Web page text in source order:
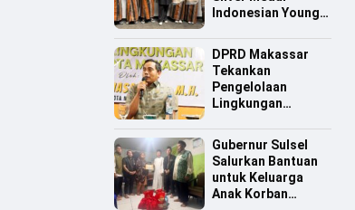
Indonesian Young
DPRD Makassar
Tekankan
Pengelolaan
Lingkungan
Sampah jadi
Perhatian Utama
Gubernur Sulsel
Salurkan Bantuan
untuk Keluarga
Anak Korban